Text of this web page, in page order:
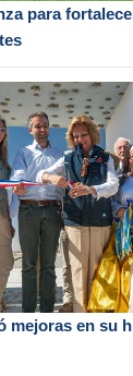
para
mejoras en su